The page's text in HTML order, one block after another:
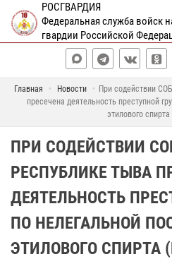
РОСГВАРДИЯ
Федеральная служба войск
гвардии Российской
Главная Новости
При содействии
пресечена деятельность преступной
этилового
ПРИ СОДЕЙСТВИИ
РЕСПУБЛИКЕ ТЫВА
ДЕЯТЕЛЬНОСТЬ
ПО НЕЛЕГАЛЬНОЙ
ЭТИЛОВОГО СПИРТА